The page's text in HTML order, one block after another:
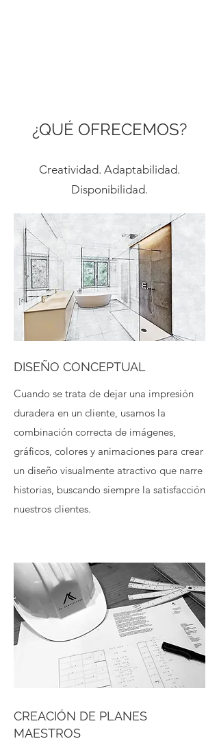
¿QUÉ OFRECEMOS?
Creatividad. Adaptabilidad.
Disponibilidad.
DISEÑO CONCEPTUAL
Cuando se trata de dejar una impresión
duradera en un cliente, usamos la
combinación correcta de imágenes,
gráficos, colores y animaciones para crear
un diseño visualmente atractivo que narre
historias, buscando siempre la satisfacción
nuestros clientes.
CREACIÓN DE PLANES
MAESTROS